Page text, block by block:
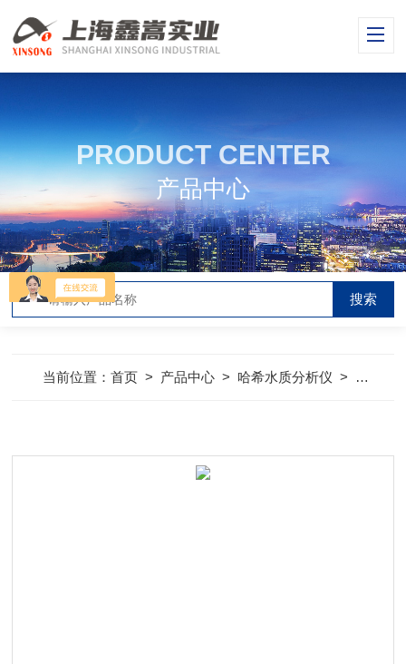
PRODUCT CENTER
产品中心
当前位置：首页 > 产品中心 > 哈希水质分析仪 > 哈希分